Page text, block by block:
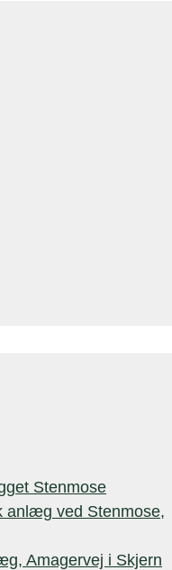
Stenmose
anlæg ved Stenmose,
Amagervej i Skjern